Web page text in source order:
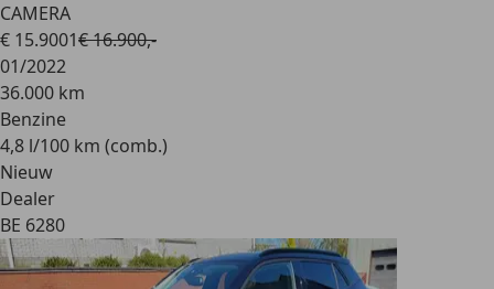
CAMERA
€ 15.9001€ 16.900,-
01/2022
36.000 km
Benzine
4,8 l/100 km (comb.)
Nieuw
Dealer
BE 6280